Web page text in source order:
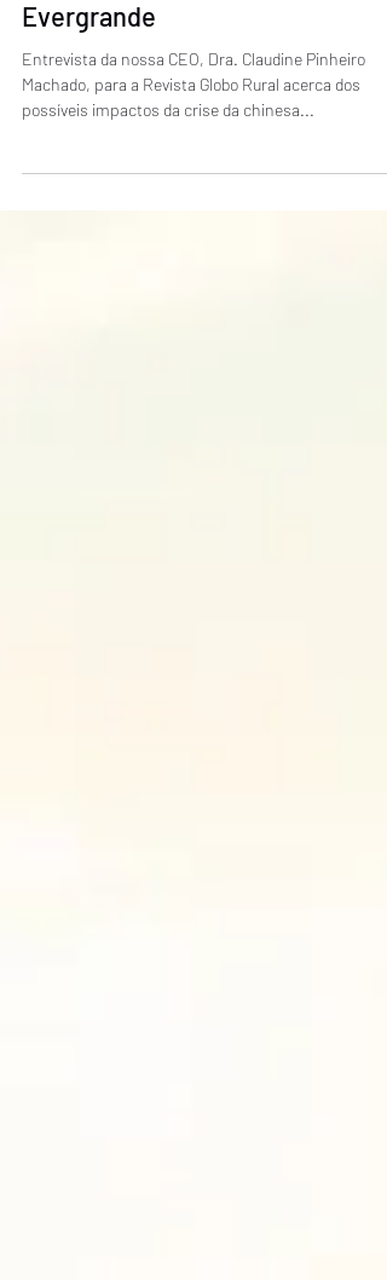
preocupar com a crise da
Evergrande
Entrevista da nossa CEO, Dra. Claudine Pinheiro
Machado, para a Revista Globo Rural acerca dos